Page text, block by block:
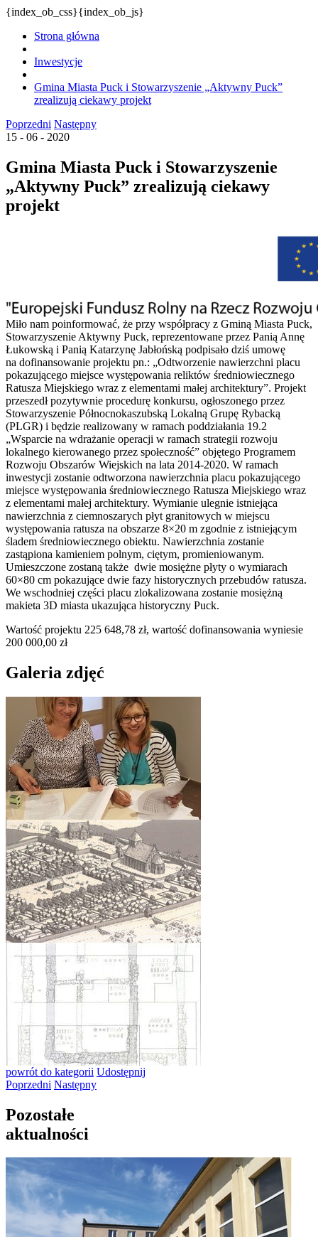
{index_ob_css}{index_ob_js}
Strona główna
Inwestycje
Gmina Miasta Puck i Stowarzyszenie „Aktywny Puck”
zrealizują ciekawy projekt
Poprzedni Następny
15 - 06 - 2020
Gmina Miasta Puck i Stowarzyszenie
„Aktywny Puck” zrealizują ciekawy
projekt
Miło nam poinformować, że przy współpracy z Gminą Miasta Puck,
Stowarzyszenie Aktywny Puck, reprezentowane przez Panią Annę
Łukowską i Panią Katarzynę Jabłońską podpisało dziś umowę
na dofinansowanie projektu pn.: „Odtworzenie nawierzchni placu
pokazującego miejsce występowania reliktów średniowiecznego
Ratusza Miejskiego wraz z elementami małej architektury”. Projekt
przeszedł pozytywnie procedurę konkursu, ogłoszonego przez
Stowarzyszenie Północnokaszubską Lokalną Grupę Rybacką
(PLGR) i będzie realizowany w ramach poddziałania 19.2
„Wsparcie na wdrażanie operacji w ramach strategii rozwoju
lokalnego kierowanego przez społeczność” objętego Programem
Rozwoju Obszarów Wiejskich na lata 2014-2020. W ramach
inwestycji zostanie odtworzona nawierzchnia placu pokazującego
miejsce występowania średniowiecznego Ratusza Miejskiego wraz
z elementami małej architektury. Wymianie ulegnie istniejąca
nawierzchnia z ciemnoszarych płyt granitowych w miejscu
występowania ratusza na obszarze 8×20 m zgodnie z istniejącym
śladem średniowiecznego obiektu. Nawierzchnia zostanie
zastąpiona kamieniem polnym, ciętym, promieniowanym.
Umieszczone zostaną także dwie mosiężne płyty o wymiarach
60×80 cm pokazujące dwie fazy historycznych przebudów ratusza.
We wschodniej części placu zlokalizowana zostanie mosiężną
makieta 3D miasta ukazująca historyczny Puck.
Wartość projektu 225 648,78 zł, wartość dofinansowania wyniesie
200 000,00 zł
Galeria zdjęć
powrót do kategorii Udostępnij
Poprzedni Następny
Pozostałe
aktualności